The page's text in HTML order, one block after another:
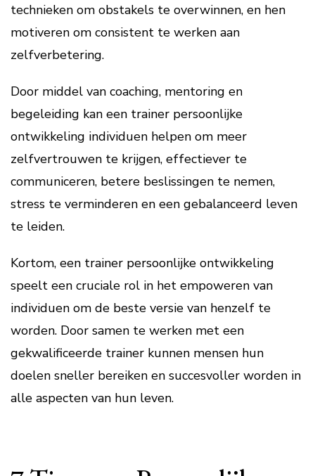
technieken om obstakels te overwinnen, en hen
motiveren om consistent te werken aan
zelfverbetering.
Door middel van coaching, mentoring en
begeleiding kan een trainer persoonlijke
ontwikkeling individuen helpen om meer
zelfvertrouwen te krijgen, effectiever te
communiceren, betere beslissingen te nemen,
stress te verminderen en een gebalanceerd leven
te leiden.
Kortom, een trainer persoonlijke ontwikkeling
speelt een cruciale rol in het empoweren van
individuen om de beste versie van henzelf te
worden. Door samen te werken met een
gekwalificeerde trainer kunnen mensen hun
doelen sneller bereiken en succesvoller worden in
alle aspecten van hun leven.